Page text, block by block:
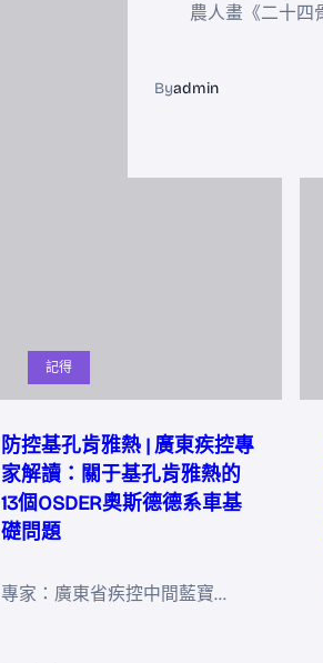
農人畫《二十四
Byadmin
記得
防控基孔肯雅熱 | 廣東疾控專
家解讀：關于基孔肯雅熱的
13個OSDER奧斯德德系車基
礎問題
專家：廣東省疾控中間藍寶…